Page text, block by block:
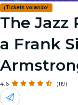
¡Tickets volando!
The Jazz
a Frank
4.6 (119)